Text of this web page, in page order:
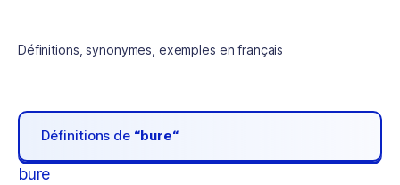
Définitions, synonymes, exemples en français
Définitions de “bure“
bure